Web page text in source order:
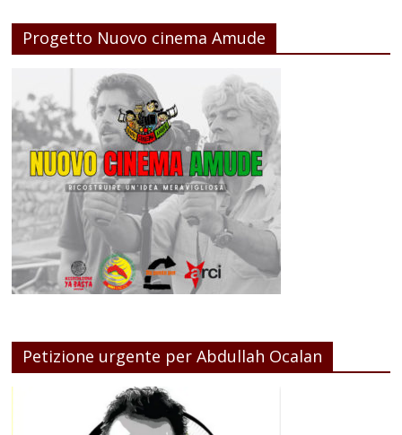
Progetto Nuovo cinema Amude
Petizione urgente per Abdullah Ocalan